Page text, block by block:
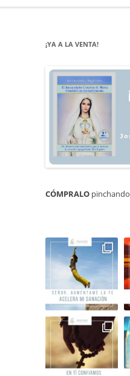
¡YA A LA VENTA!
CÓMPRALO pinchando